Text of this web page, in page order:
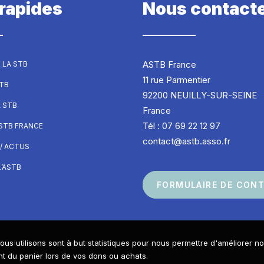
LA STB
STB
FRANCE
ACTUS
Nous
ASTB France
11 rue Parmentier
92200 NEUILLY-SUR-SEINE
France
Tél : 07 69 22 12 97
contact@astb.asso.fr
FORMULAIRE DE
avec passion par
utilisons sont à but statistiques pour nous permettre d'améliorer
du panier lors de vos dons ou achats.